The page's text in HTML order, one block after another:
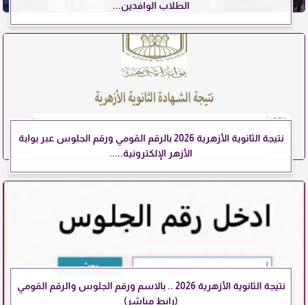
الطلاب الوافدين...
نتيجة الثانوية الأزهرية 2026 بالرقم القومي ورقم الجلوس عبر بوابة
الأزهر الإلكترونية.....
نتيجة الثانوية الأزهرية 2026 .. بالاسم ورقم الجلوس والرقم القومي
(رابط مباشر)